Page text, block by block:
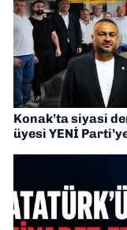
Konak’ta siyasi
üyesi YENİ